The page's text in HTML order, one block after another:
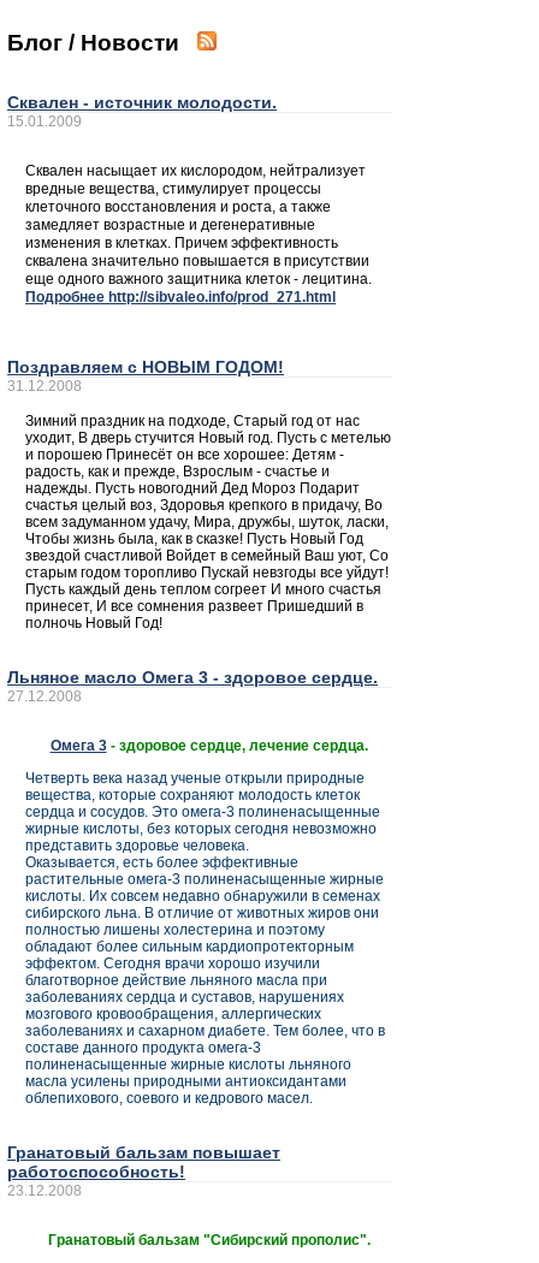
Блог / Новости
Сквален - источник молодости.
15.01.2009
Сквален насыщает их кислородом, нейтрализует
вредные вещества, стимулирует процессы
клеточного восстановления и роста, а также
замедляет возрастные и дегенеративные
изменения в клетках. Причем эффективность
сквалена значительно повышается в присутствии
еще одного важного защитника клеток - лецитина.
Подробнее http://sibvaleo.info/prod_271.html
Поздравляем с НОВЫМ ГОДОМ!
31.12.2008
Зимний праздник на подходе, Старый год от нас
уходит, В дверь стучится Новый год. Пусть с метелью
и порошею Принесёт он все хорошее: Детям -
радость, как и прежде, Взрослым - счастье и
надежды. Пусть новогодний Дед Мороз Подарит
счастья целый воз, Здоровья крепкого в придачу, Во
всем задуманном удачу, Мира, дружбы, шуток, ласки,
Чтобы жизнь была, как в сказке! Пусть Новый Год
звездой счастливой Войдет в семейный Ваш уют, Со
старым годом торопливо Пускай невзгоды все уйдут!
Пусть каждый день теплом согреет И много счастья
принесет, И все сомнения развеет Пришедший в
полночь Новый Год!
Льняное масло Омега 3 - здоровое сердце.
27.12.2008
Омега 3- здоровое сердце, лечение сердца.
Четверть века назад ученые открыли природные
вещества, которые сохраняют молодость клеток
сердца и сосудов. Это омега-3 полиненасыщенные
жирные кислоты, без которых сегодня невозможно
представить здоровье человека.
Оказывается, есть более эффективные
растительные омега-3 полиненасыщенные жирные
кислоты. Их совсем недавно обнаружили в семенах
сибирского льна. В отличие от животных жиров они
полностью лишены холестерина и поэтому
обладают более сильным кардиопротекторным
эффектом. Сегодня врачи хорошо изучили
благотворное действие льняного масла при
заболеваниях сердца и суставов, нарушениях
мозгового кровообращения, аллергических
заболеваниях и сахарном диабете. Тем более, что в
составе данного продукта омега-3
полиненасыщенные жирные кислоты льняного
масла усилены природными антиоксидантами
облепихового, соевого и кедрового масел.
Гранатовый бальзам повышает
работоспособность!
23.12.2008
Гранатовый бальзам "Сибирский прополис".